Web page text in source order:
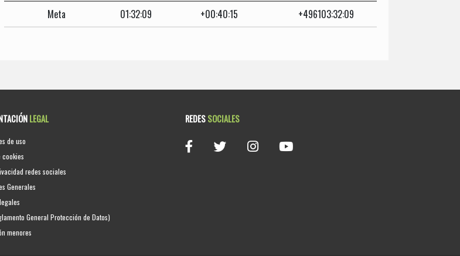
Meta
01:32:09 +00:40:15 +496103:32:09
LEGAL
de uso
redes sociales
Generales
General Protección de Datos)
menores
REDESSOCIALES